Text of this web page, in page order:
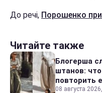
До речі, Порошенко
Читайте также
Блогерша
штанов:
повторить
08 августа